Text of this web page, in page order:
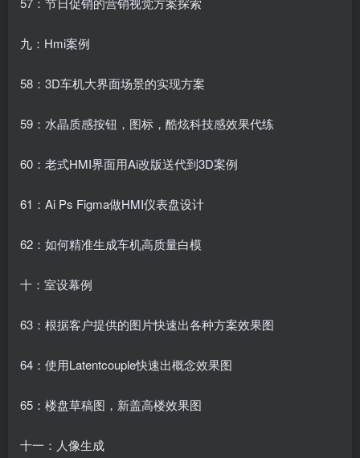
九：Hmi案例
58：3D车机大界面场景的实现方案
59：水晶质感按钮，图标，酷炫科技感效果代练
60：老式HMI界面用Ai改版送代到3D案例
61：Ai Ps Figma做HMI仪表盘设计
62：如何精准生成车机高质量白模
十：室设幕例
63：根据客户提供的图片快速出各种方案效果图
64：使用Latentcouple快速出概念效果图
65：楼盘草稿图，新盖高楼效果图
十一：人像生成